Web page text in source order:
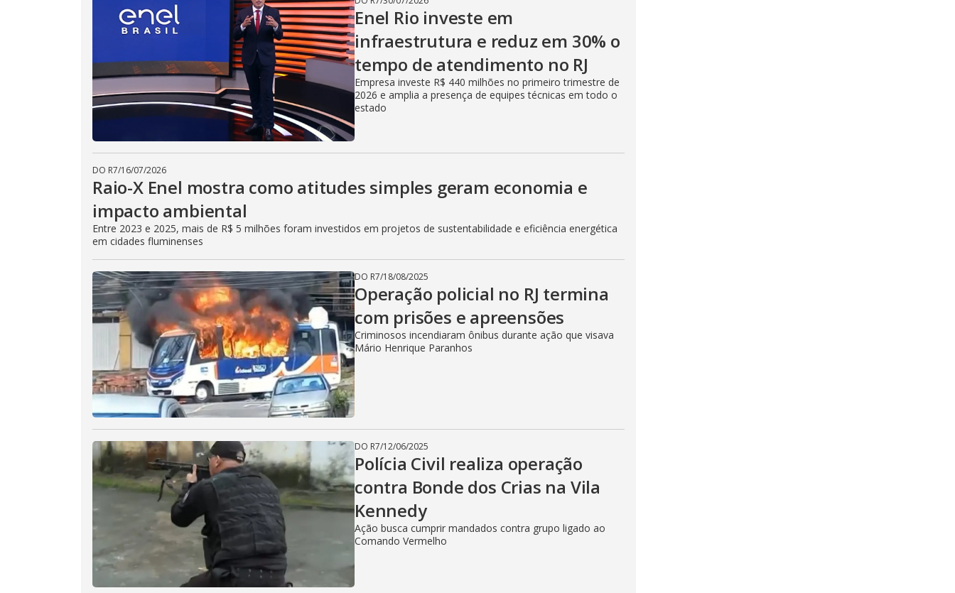
V
i
d
e
o
Enel Rio investe em
infraestrutura e reduz em 30% o
tempo de atendimento no RJ
Empresa investe R$ 440 milhões no primeiro trimestre de
2026 e amplia a presença de equipes técnicas em todo o
estado
DO R7/16/07/2026
Raio-X Enel mostra como atitudes simples geram economia e
impacto ambiental
Entre 2023 e 2025, mais de R$ 5 milhões foram investidos em projetos de sustentabilidade e eficiência energética
em cidades fluminenses
DO R7/18/08/2025
Operação policial no RJ termina
com prisões e apreensões
Criminosos incendiaram ônibus durante ação que visava
Mário Henrique Paranhos
DO R7/12/06/2025
Polícia Civil realiza operação
contra Bonde dos Crias na Vila
Kennedy
Ação busca cumprir mandados contra grupo ligado ao
Comando Vermelho